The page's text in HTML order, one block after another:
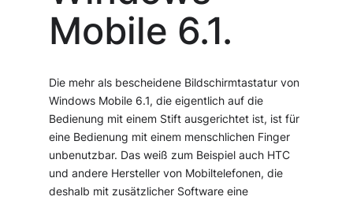
Mobile 6.1.
Die mehr als bescheidene Bildschirmtastatur von
Windows Mobile 6.1, die eigentlich auf die
Bedienung mit einem Stift ausgerichtet ist, ist für
eine Bedienung mit einem menschlichen Finger
unbenutzbar. Das weiß zum Beispiel auch HTC
und andere Hersteller von Mobiltelefonen, die
deshalb mit zusätzlicher Software eine